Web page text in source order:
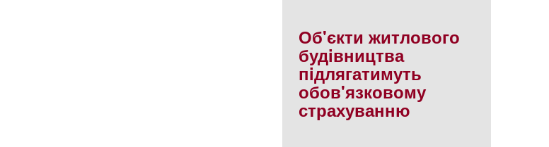
Об'єкти житлового
будiвництва
пiдлягатимуть
обов'язковому
страхуванню